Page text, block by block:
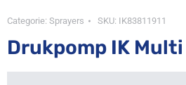
Categorie: Sprayers SKU: IK83811911
Drukpomp IK